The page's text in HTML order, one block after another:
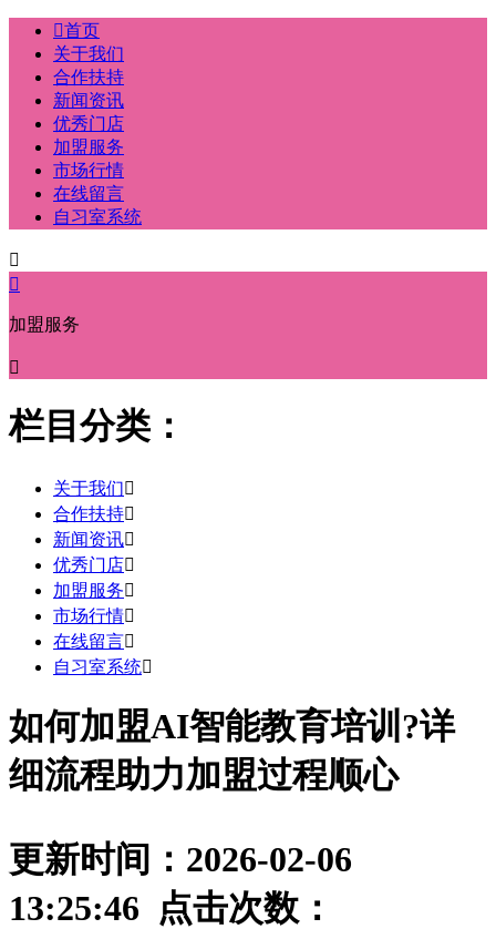
首页
关于我们
合作扶持
新闻资讯
优秀门店
加盟服务
市场行情
在线留言
自习室系统


加盟服务

栏目分类：
关于我们
合作扶持
新闻资讯
优秀门店
加盟服务
市场行情
在线留言
自习室系统
如何加盟AI智能教育培训?详
细流程助力加盟过程顺心
更新时间：2026-02-06
13:25:46 点击次数：